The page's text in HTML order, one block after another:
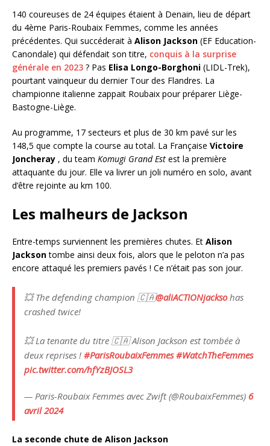
140 coureuses de 24 équipes étaient à Denain, lieu de départ
du 4ème Paris-Roubaix Femmes, comme les années
précédentes. Qui succéderait à Alison Jackson (EF Education-
Canondale) qui défendait son titre, conquis à la surprise
générale en 2023 ? Pas Elisa Longo-Borghoni (LIDL-Trek),
pourtant vainqueur du dernier Tour des Flandres. La
championne italienne zappait Roubaix pour préparer Liège-
Bastogne-Liège.
Au programme, 17 secteurs et plus de 30 km pavé sur les
148,5 que compte la course au total. La Française Victoire
Joncheray , du team Komugi Grand Est est la première
attaquante du jour. Elle va livrer un joli numéro en solo, avant
d’être rejointe au km 100.
Les malheurs de Jackson
Entre-temps surviennent les premières chutes. Et Alison
Jacksontombe ainsi deux fois, alors que le peloton n’a pas
encore attaqué les premiers pavés ! Ce n’était pas son jour.
💥 The defending champion 🇨🇦@aliACTIONjacksohas
crashed twice!
💥 La tenante du titre 🇨🇦 Alison Jackson est tombée à
deux reprises ! #ParisRoubaixFemmes #WatchTheFemmes
pic.twitter.com/hfYzBJOSL3
— Paris-Roubaix Femmes avec Zwift (@RoubaixFemmes) 6
avril 2024
La seconde chute de Alison Jackson